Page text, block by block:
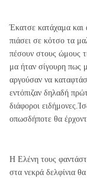
Έκατσε κατάχαμα και
πιάσει σε κότσο τα
πέσουν στους ώμους
μα ήταν σίγουρη πως
αργούσαν να
εντόπιζαν δηλαδή
διάφοροι
οπωσδήποτε θα
Η Ελένη τους
στα νεκρά δελφίνια